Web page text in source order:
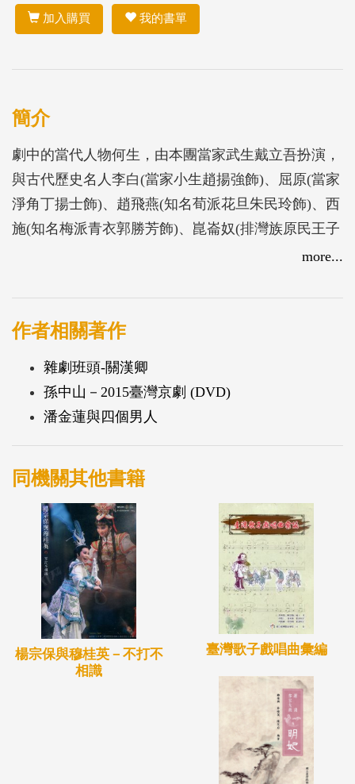
加入購買 我的書單
簡介
劇中的當代人物何生，由本團當家武生戴立吾扮演，
與古代歷史名人李白(當家小生趙揚強飾)、屈原(當家
淨角丁揚士飾)、趙飛燕(知名荀派花旦朱民玲飾)、西
施(知名梅派青衣郭勝芳飾)、崑崙奴(排灣族原民王子
楊宇敬飾)、龍女(京劇漂亮寶貝林庭瑜飾)，在虛實的
瑰麗想像的逍遙意境，帶領觀賞者踏上似悟還迷的精
神旅程。
more...
作者相關著作
雜劇班頭-關漢卿
孫中山－2015臺灣京劇 (DVD)
潘金蓮與四個男人
同機關其他書籍
楊宗保與穆桂英－不打不
相識
臺灣歌子戲唱曲彙編